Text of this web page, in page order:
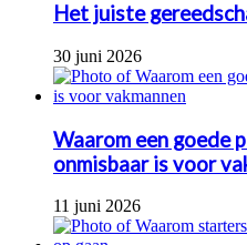
Het juiste
30 juni 2026
Waarom een goede
onmisbaar is voor
11 juni 2026